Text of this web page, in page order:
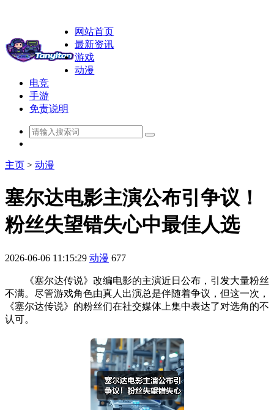
网站首页
最新资讯
游戏
动漫
电竞
手游
免责说明
主页 > 动漫
塞尔达电影主演公布引争议！
粉丝失望错失心中最佳人选
2026-06-06 11:15:29 动漫 677
《塞尔达传说》改编电影的主演近日公布，引发大量粉丝
不满。尽管游戏角色由真人出演总是伴随着争议，但这一次，
《塞尔达传说》的粉丝们在社交媒体上集中表达了对选角的不
认可。